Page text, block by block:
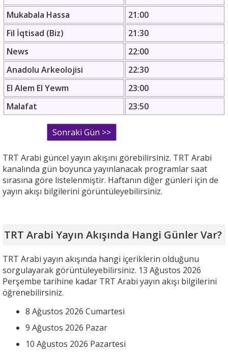
Mukabala Hassa
21:00
Fil İqtisad (Biz)
21:30
News
22:00
Anadolu Arkeolojisi
22:30
El Alem El Yewm
23:00
Malafat
23:50
TRT Arabi güncel yayın akışını görebilirsiniz. TRT Arabi
kanalında gün boyunca yayınlanacak programlar saat
sırasına göre listelenmiştir. Haftanın diğer günleri için de
yayın akışı bilgilerini görüntüleyebilirsiniz.
TRT Arabi Yayın Akışında Hangi Günler Var?
TRT Arabi yayın akışında hangi içeriklerin olduğunu
sorgulayarak görüntüleyebilirsiniz. 13 Ağustos 2026
Perşembe tarihine kadar TRT Arabi yayın akışı bilgilerini
öğrenebilirsiniz.
8 Ağustos 2026 Cumartesi
9 Ağustos 2026 Pazar
10 Ağustos 2026 Pazartesi